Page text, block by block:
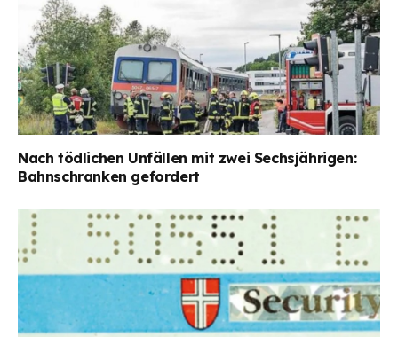
Nach tödlichen Unfällen mit zwei Sechsjährigen:
Bahnschranken gefordert